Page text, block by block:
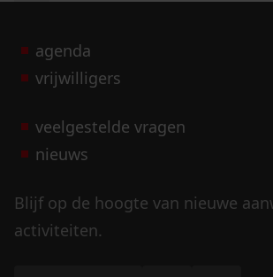
agenda
vrijwilligers
veelgestelde vragen
nieuws
Blijf op de hoogte van nieuwe
activiteiten.